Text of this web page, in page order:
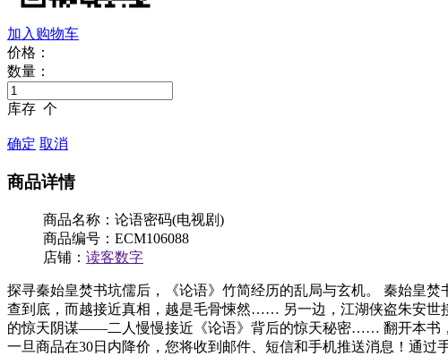
加入购物车
价格：
数量：
库存 个
确定 取消
商品详情
商品名称：论语密码(电视剧)
商品编号：ECM106088
店铺： 读客数字
探寻秦始皇焚书坑儒后，《论语》竹简经历的乱局与玄机。 秦始皇
查到底，而越接近真相，越是毛骨悚然…… 另一边，江湖侠盗朱安
的惊天阴谋——二人慢慢接近《论语》背后的惊天秘密…… 翻开本书
一旦商品在30日内降价，您将收到邮件、短信和手机推送消息！通过